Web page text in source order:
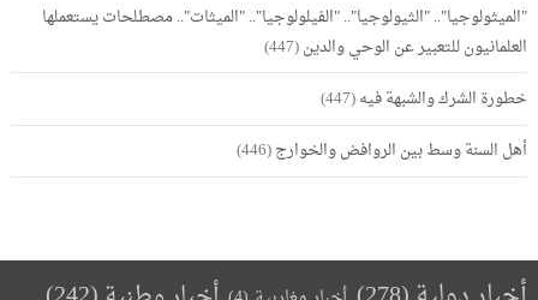
"الميثولوجيا".. "الثيولوجيا".. "الفيلولوجيا".. "الميثات".. مصطلحات يستعملها
العلمانيون للتعبير عن الوحي والدين(447)
خطورة الشرك والشبهة فيه(447)
أهل السنة وسط بين الروافض والخوارج(446)